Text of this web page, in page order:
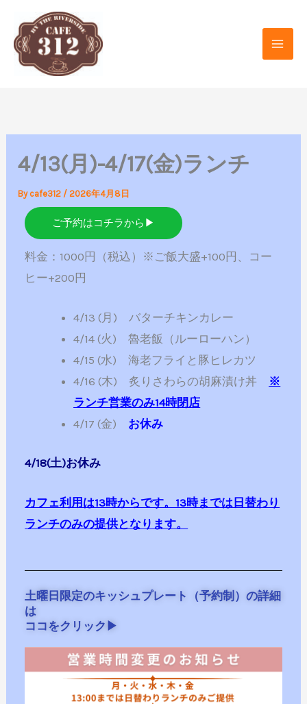
プ
4/13(月)-4/17(金)ランチ
By cafe312 /2026年4月8日
ご予約はコチラから▶
料金：1000円（税込）※ご飯大盛+100円、コー
ヒー+200円
4/13 (月) バターチキンカレー
4/14 (火) 魯老飯（ルーローハン）
4/15 (水) 海老フライと豚ヒレカツ
4/16 (木) 炙りさわらの胡麻漬け丼 ※
ランチ営業のみ14時閉店
4/17 (金) お休み
4/18(土)お休み
カフェ利用は13時からです。13時までは日替わり
ランチのみの提供となります。
土曜日限定のキッシュプレート（予約制）の詳細
は
ココをクリック▶